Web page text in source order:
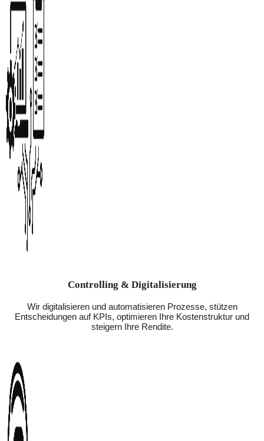
Controlling & Digitalisierung
Wir digitalisieren und automatisieren Prozesse, stützen
Entscheidungen auf KPIs, optimieren Ihre Kostenstruktur und
steigern Ihre Rendite.